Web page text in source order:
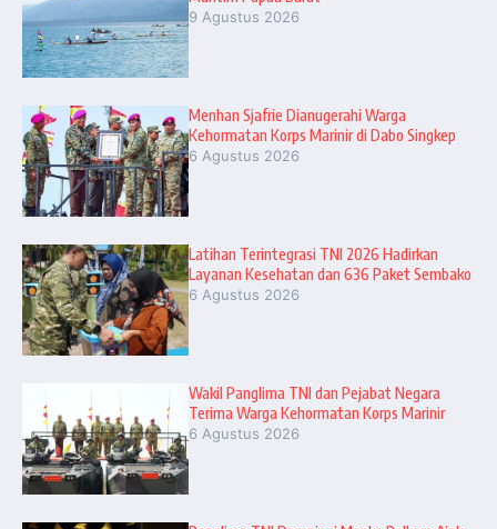
9 Agustus 2026
Menhan Sjafrie Dianugerahi Warga
Kehormatan Korps Marinir di Dabo Singkep
6 Agustus 2026
Latihan Terintegrasi TNI 2026 Hadirkan
Layanan Kesehatan dan 636 Paket Sembako
6 Agustus 2026
Wakil Panglima TNI dan Pejabat Negara
Terima Warga Kehormatan Korps Marinir
6 Agustus 2026